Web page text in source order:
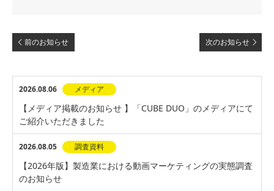
前のお知らせ 次のお知らせ
2026.08.06 メディア
【メディア掲載のお知らせ 】「CUBE DUO」のメディアにて
ご紹介いただきました
2026.08.05 調査資料
【2026年版】製造業における動画マーケティングの実態調査
のお知らせ